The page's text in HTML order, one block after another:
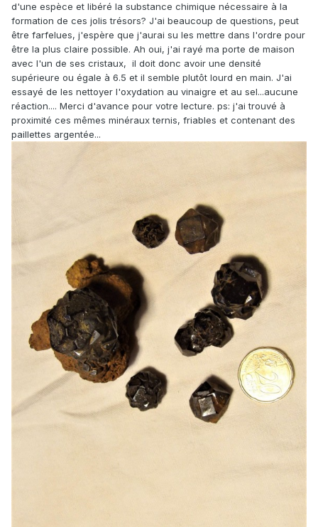
d'une espèce et libéré la substance chimique nécessaire à la
formation de ces jolis trésors? J'ai beaucoup de questions, peut
être farfelues, j'espère que j'aurai su les mettre dans l'ordre pour
être la plus claire possible. Ah oui, j'ai rayé ma porte de maison
avec l'un de ses cristaux, il doit donc avoir une densité
supérieure ou égale à 6.5 et il semble plutôt lourd en main. J'ai
essayé de les nettoyer l'oxydation au vinaigre et au sel...aucune
réaction.... Merci d'avance pour votre lecture. ps: j'ai trouvé à
proximité ces mêmes minéraux ternis, friables et contenant des
paillettes argentée...